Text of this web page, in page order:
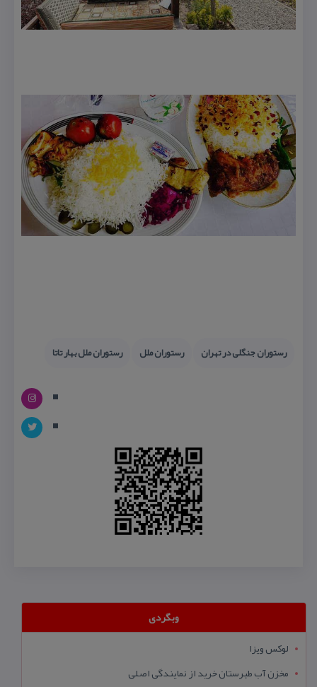
رستوران جنگلی در تهران رستوران ملل رستوران ملل بهار تاتا
وبگردی
لوکس ویزا
مخزن آب طبرستان خرید از نمایندگی اصلی